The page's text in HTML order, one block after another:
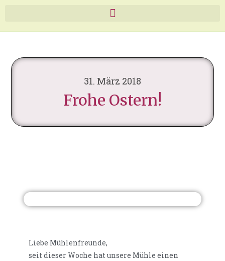
31. März 2018
Frohe Ostern!
Liebe Mühlenfreunde,
seit dieser Woche hat unsere Mühle einen